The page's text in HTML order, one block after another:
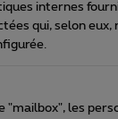
internes
qui, selon eux,
"mailbox", les